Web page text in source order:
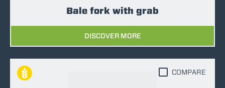
Bale fork with grab
DISCOVER MORE
COMPARE